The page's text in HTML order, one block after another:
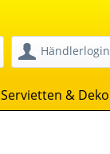
Händlerlogin
& Deko